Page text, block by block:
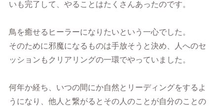
いも完了して、やることはたくさんあったのです。
鳥を癒せるヒーラーになりたいという一心でした。
そのために邪魔になるものは手放そうと決め、人へのセ
ッションもクリアリングの一環でやっていました。
何年か経ち、いつの間にか自然とリーディングをするよ
うになり、他人と繋がるとその人のことが自分のことの